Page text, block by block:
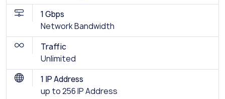
1 Gbps
Network Bandwidth
Traffic
Unlimited
1 IP Address
up to 256 IP Address